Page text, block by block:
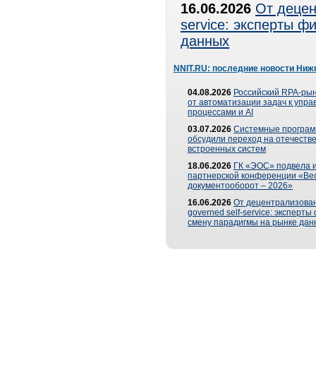
16.06.2026 От
service: эксперты
данных
NNIT.RU: последние новости
04.08.2026 Российский RPA-
от автоматизации задач к
процессами и AI
03.07.2026 Системные
обсудили переход на
встроенных систем
18.06.2026 ГК «ЭОС» подвела
партнерской конференции
документооборот – 2026»
16.06.2026 От
governed self-service: эксперты
смену парадигмы на рынке